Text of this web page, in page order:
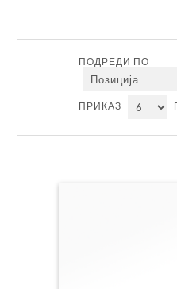
ПОДРЕДИ ПО
ПРИКАЗ